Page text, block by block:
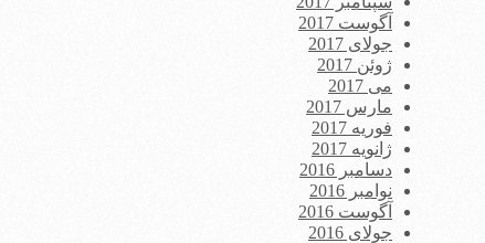
آگوست 2017
جولای 2017
ژوئن 2017
می 2017
مارس 2017
فوریه 2017
ژانویه 2017
دسامبر 2016
نوامبر 2016
آگوست 2016
جولای 2016